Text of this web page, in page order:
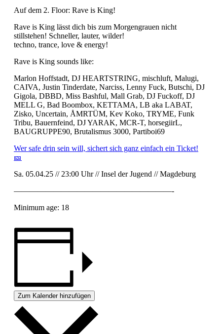
Auf dem 2. Floor: Rave is King!
Rave is King lässt dich bis zum Morgengrauen nicht
stillstehen! Schneller, lauter, wilder!
techno, trance, love & energy!
Rave is King sounds like:
Marlon Hoffstadt, DJ HEARTSTRING, mischluft, Malugi,
CAIVA, Justin Tinderdate, Narciss, Lenny Fuck, Butschi, DJ
Gigola, DBBD, Miss Bashful, Mall Grab, DJ Fuckoff, DJ
MELL G, Bad Boombox, KETTAMA, LB aka LABAT,
Zisko, Uncertain, ÅMRTÜM, Kev Koko, TRYME, Funk
Tribu, Bauernfeind, DJ YARAK, MCR-T, horsegiirL,
BAUGRUPPE90, Brutalismus 3000, Partiboi69
Wer safe drin sein will, sichert sich ganz einfach ein Ticket!
🎫
Sa. 05.04.25 // 23:00 Uhr // Insel der Jugend // Magdeburg
————————————————————-
Minimum age: 18
Zum Kalender hinzufügen